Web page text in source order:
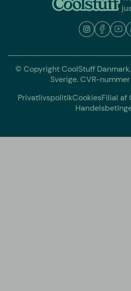
© Copyright CoolStuff
Sverige. CVR-
PrivatlivspolitikCookiesFilial af